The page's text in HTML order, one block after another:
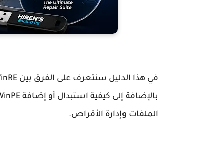
الملفات وإدارة الأقراص.